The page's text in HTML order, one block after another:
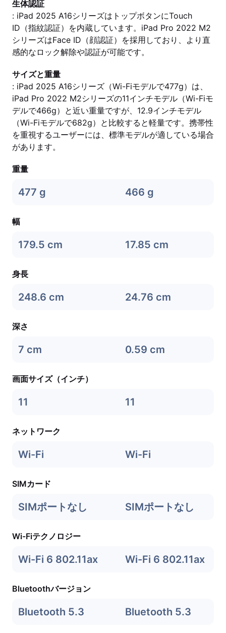
生体認証
: iPad 2025 A16シリーズはトップボタンにTouch
ID（指紋認証）を内蔵しています。iPad Pro 2022 M2
シリーズはFace ID（顔認証）を採用しており、より直
感的なロック解除や認証が可能です。
サイズと重量
: iPad 2025 A16シリーズ（Wi-Fiモデルで477g）は、
iPad Pro 2022 M2シリーズの11インチモデル（Wi-Fiモ
デルで466g）と近い重量ですが、12.9インチモデル
（Wi-Fiモデルで682g）と比較すると軽量です。携帯性
を重視するユーザーには、標準モデルが適している場合
があります。
重量
477 g 466 g
幅
179.5 cm 17.85 cm
身長
248.6 cm 24.76 cm
深さ
7 cm 0.59 cm
画面サイズ（インチ）
11 11
ネットワーク
Wi-Fi Wi-Fi
SIMカード
SIMポートなし SIMポートなし
Wi-Fiテクノロジー
Wi-Fi 6 802.11ax Wi-Fi 6 802.11ax
Bluetoothバージョン
Bluetooth 5.3 Bluetooth 5.3